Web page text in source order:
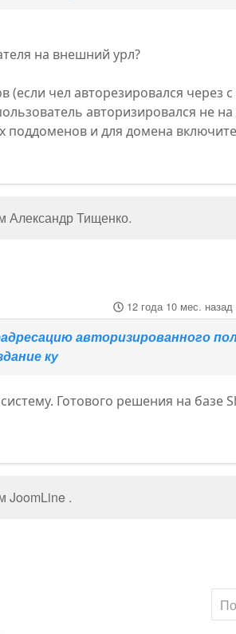
на внешний урл?
(если чел авторезировался через
авторизировался не
поддоменов и для домена
Александр Тищенко.
12 года 10 мес. назад
авторизированного
ку
Готового решения на базе
JoomLine .